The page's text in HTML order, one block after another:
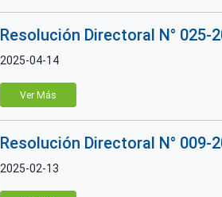
Resolución Directoral N° 025-
2025-04-14
Ver Más
Resolución Directoral N° 009-
2025-02-13